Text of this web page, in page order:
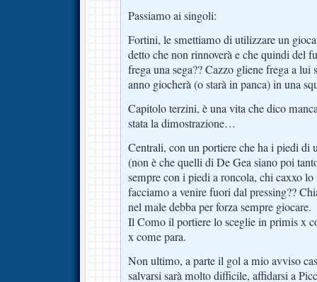
Passiamo ai singoli:
Fortini, le smettiamo di utilizzare un
detto che non rinnoverà e che quindi del
frega una sega?? Cazzo gliene frega a
anno giocherà (o starà in panca) in una
Capitolo terzini, è una vita che dico
stata la dimostrazione…
Centrali, con un portiere che ha i piedi di
(non è che quelli di De Gea siano poi
sempre con i piedi a roncola, chi caxxo
facciamo a venire fuori dal pressing??
nel male debba per forza sempre giocare.
Il Como il portiere lo sceglie in primis x
x come para.
Non ultimo, a parte il gol a mio avviso
salvarsi sarà molto difficile, affidarsi a